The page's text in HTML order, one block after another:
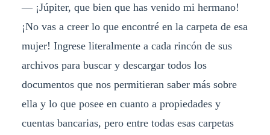
— ¡Júpiter, que bien que has venido mi hermano!
¡No vas a creer lo que encontré en la carpeta de esa
mujer! Ingrese literalmente a cada rincón de sus
archivos para buscar y descargar todos los
documentos que nos permitieran saber más sobre
ella y lo que posee en cuanto a propiedades y
cuentas bancarias, pero entre todas esas carpetas